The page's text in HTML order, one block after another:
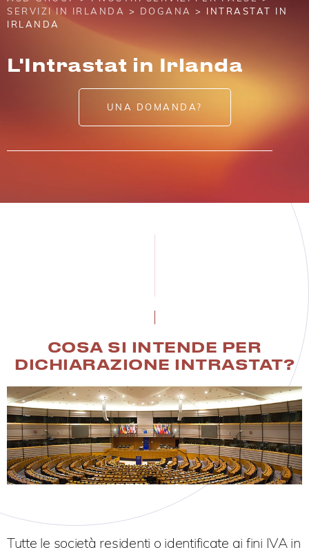
SERVIZI IN IRLANDA > DOGANA > INTRASTAT IN
IRLANDA
L'Intrastat in Irlanda
UNA DOMANDA?
COSA SI INTENDE PER
DICHIARAZIONE INTRASTAT?
Tutte le società residenti o identificate ai fini IVA in